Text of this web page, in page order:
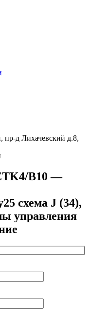
пр-д Лихачевский д.8,
B10 —
схема J (34),
управления